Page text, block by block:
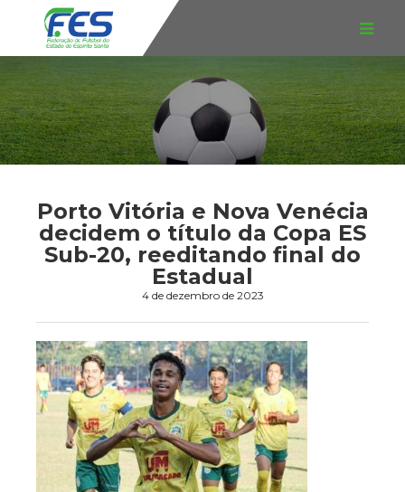
Porto Vitória e Nova Venécia
decidem o título da Copa ES
Sub-20, reeditando final do
Estadual
4 de dezembro de 2023